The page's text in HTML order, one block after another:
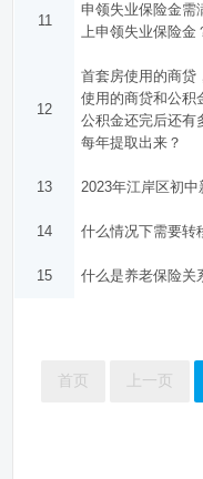
11
申领失业保险金需
上申领失业保险金
12
首套房使用的商贷
使用的商贷和公积
公积金还完后还有
每年提取出来？
13 2023年江岸区初中
14 什么情况下需要转
15 什么是养老保险关
首页 上一页